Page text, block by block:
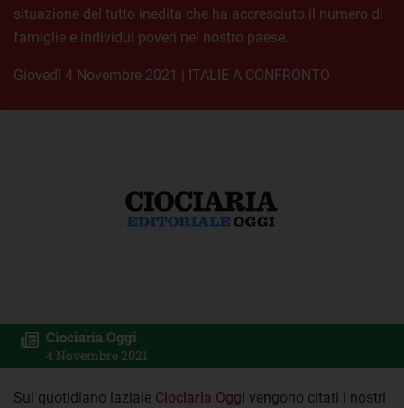
situazione del tutto inedita che ha accresciuto il numero di
famiglie e individui poveri nel nostro paese.
giovedì 4 Novembre 2021 | ITALIE A CONFRONTO
Ciociaria Oggi
4 Novembre 2021
Sul quotidiano laziale Ciociaria Oggi vengono citati i nostri